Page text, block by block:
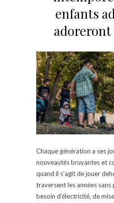
enfants
Chaque génération a ses
nouveautés bruyantes et
quand il s’agit de jouer
traversent les années sans
besoin d’électricité, de